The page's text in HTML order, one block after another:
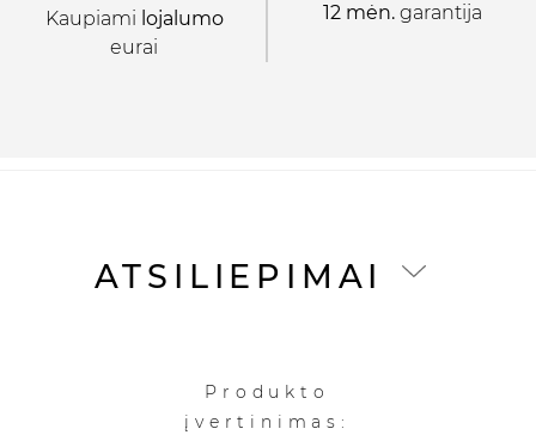
Kaupiami lojalumo
eurai
12 mėn.garantija
ATSILIEPIMAI
Produkto
įvertinimas: